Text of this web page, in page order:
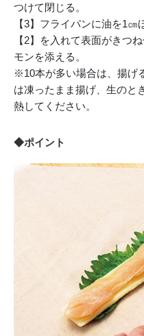
つけて閉じる。
【3】フライパンに油を1㎝
【2】を入れて表面がきつ
モンを添える。
※10本が多い場合は、揚げ
は凍ったまま揚げ、生のと
熱してください。
◆ポイント